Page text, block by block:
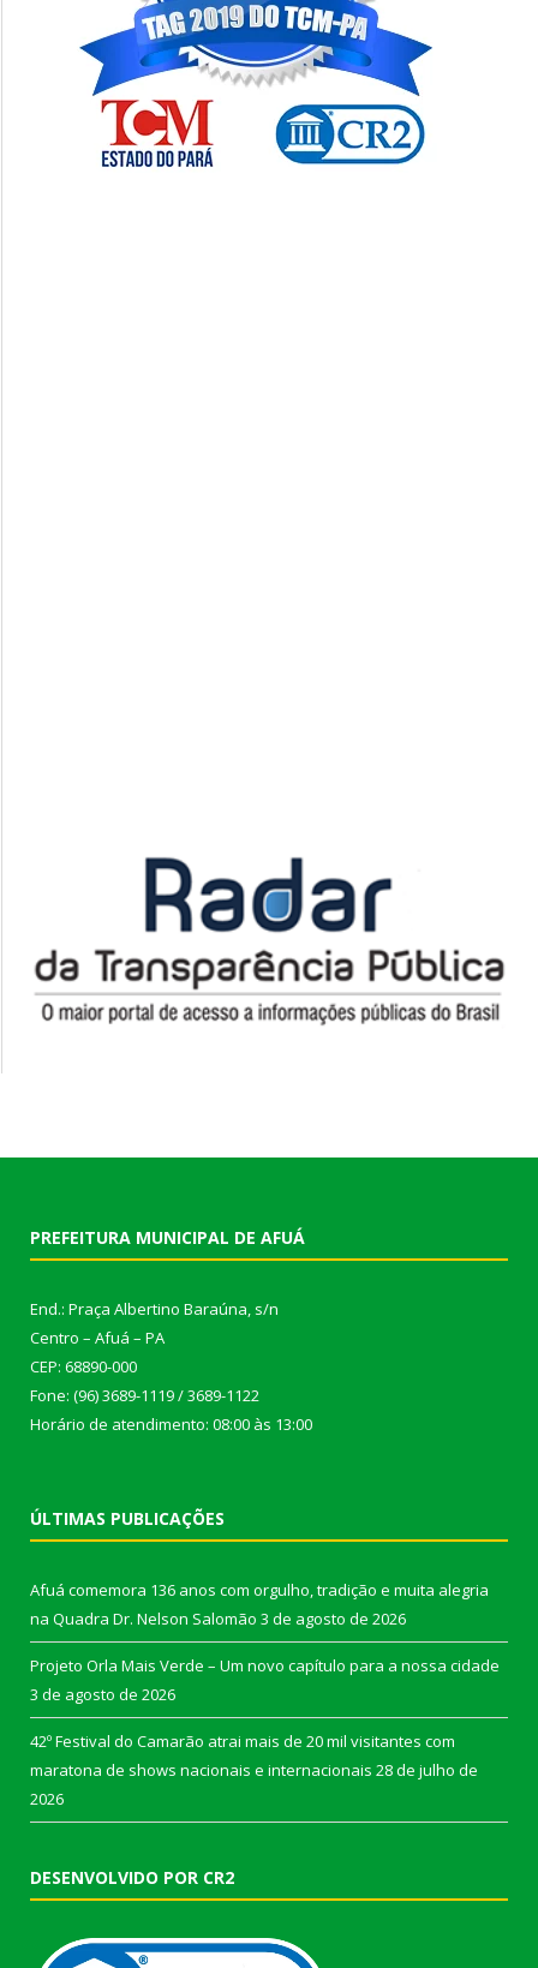
PREFEITURA MUNICIPAL DE AFUÁ
End.: Praça Albertino Baraúna, s/n
Centro – Afuá – PA
CEP: 68890-000
Fone: (96) 3689-1119 / 3689-1122
Horário de atendimento: 08:00 às 13:00
ÚLTIMAS PUBLICAÇÕES
Afuá comemora 136 anos com orgulho, tradição e muita alegria
na Quadra Dr. Nelson Salomão 3 de agosto de 2026
Projeto Orla Mais Verde – Um novo capítulo para a nossa cidade
3 de agosto de 2026
42º Festival do Camarão atrai mais de 20 mil visitantes com
maratona de shows nacionais e internacionais 28 de julho de
2026
DESENVOLVIDO POR CR2